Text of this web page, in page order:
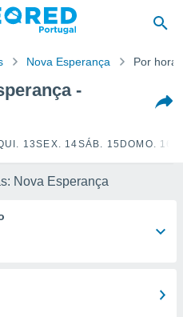
Nova Esperança Por horas
-
13SEX. 14SÁB. 15 DOMO. 16
Nova Esperança